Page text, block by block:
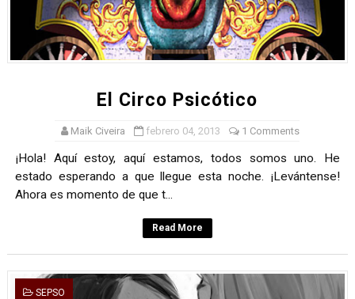
El Circo Psicótico
Maik Civeira febrero 04, 2013 1 Comments
¡Hola! Aquí estoy, aquí estamos, todos somos uno. He
estado esperando a que llegue esta noche. ¡Levántense!
Ahora es momento de que t...
Read More
SEPSO